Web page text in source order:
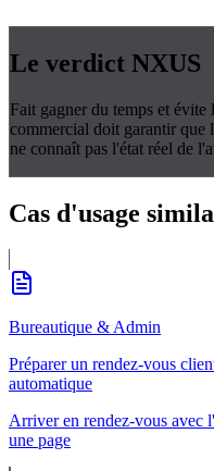
Le verdict NXUS
Fait gagner du temps et évite
commercial doit garantir que
ne connaît pas l'état réel de
Cas d'usage
Bureautique & Admin
Préparer un rendez-vous
automatique
Arriver en rendez-vous avec
une page